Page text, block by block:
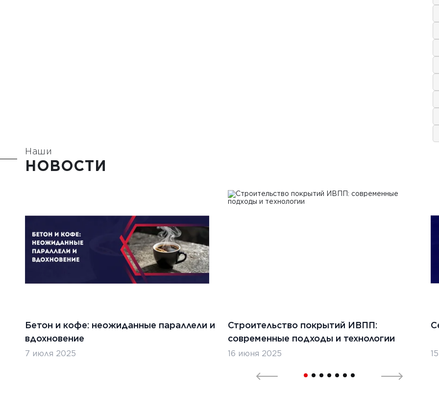
Наши
НОВОСТИ
Бетон и кофе: неожиданные параллели и
вдохновение
7 июля 2025
Строительство покрытий ИВПП:
современные подходы и технологии
16 июня 2025